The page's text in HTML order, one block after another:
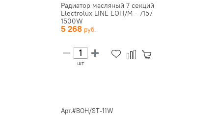
Радиатор масляный 7 секций
Electrolux LINE EOH/M - 7157
1500W
5 268
шт
Арт.#BOH/ST-11W